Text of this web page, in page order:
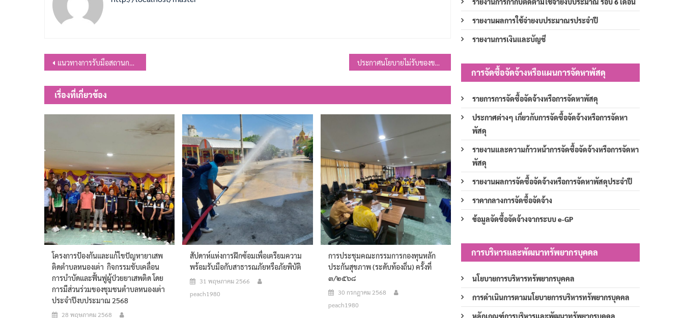
แนะแนว
เรื่อง
แนวทางการรับมือสถานการณ์การสู้รบในภูมิภาคตะวันออกกลาง ขององค์กรปกครองส่วนท้องถิ่น ประกาศนโยบายไม่รับของขวัญและของกำนัลทุกชนิดจากการปฏิบัติหน้าที่ (No Gift Policy) ขององค์การบริหารส่วนตำบลหนองเต่า พ.ศ. 2569
เรื่องที่เกี่ยวข้อง
โครงการป้องกันและแก้ไขปัญหายาเสพ
ติดตำบลหนองเต่า กิจกรรมขับเคลื่อน
การบำบัดและฟื้นฟูผู้ป่วยยาเสพติด โดย
การมีส่วนร่วมของชุมชนตำบลหนองเต่า
ประจำปีงบประมาณ 2568
28 พฤษภาคม 2568
สัปดาห์แห่งการฝึกซ้อมเพื่อเตรียมความ
พร้อมรับมือกับสาธารณภัยหรือภัยพิบัติ
31 พฤษภาคม 2566
peach1980
การประชุมคณะกรรมการกองทุนหลัก
ประกันสุขภาพ (ระดับท้องถิ่น) ครั้งที่
๓/๒๕๖๘
30 กรกฎาคม 2568
peach1980
รายงานผลการใช้จ่ายงบประมาณรประจำปี
รายงานการเงินและบัญชี
การจัดซื้อจัดจ้างหรือแผนการจัดหาพัสดุ
รายการการจัดซื้อจัดจ้างหรือการจัดหาพัสดุ
ประกาศต่างๆ เกี่ยวกับการจัดซื้อจัดจ้างหรือการจัดหา
พัสดุ
รายงานและความก้าวหน้าการจัดซื้อจัดจ้างหรือการจัดหา
พัสดุ
รายงานผลการจัดซื้อจัดจ้างหรือการจัดหาพัสดุประจำปี
ราคากลางการจัดซื้อจัดจ้าง
ข้อมูลจัดซื้อจัดจ้างจากระบบ e-GP
การบริหารและพัฒนาทรัพยากรบุคคล
นโยบายการบริหารทรัพยากรบุคคล
การดำเนินการตามนโยบายการบริหารทรัพยากรบุคคล
หลักเกณฑ์การบริหารและพัฒนาทรัพยากรบุคคล